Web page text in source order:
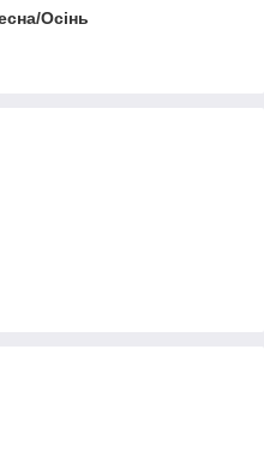
Осінь